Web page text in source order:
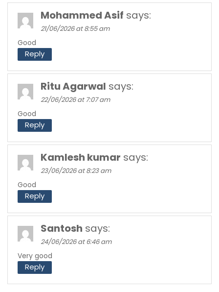
Mohammed Asif says:
21/06/2026 at 8:55 am
Good
Reply
Ritu Agarwal says:
22/06/2026 at 7:07 am
Good
Reply
Kamlesh kumar says:
23/06/2026 at 8:23 am
Good
Reply
Santosh says:
24/06/2026 at 6:46 am
Very good
Reply